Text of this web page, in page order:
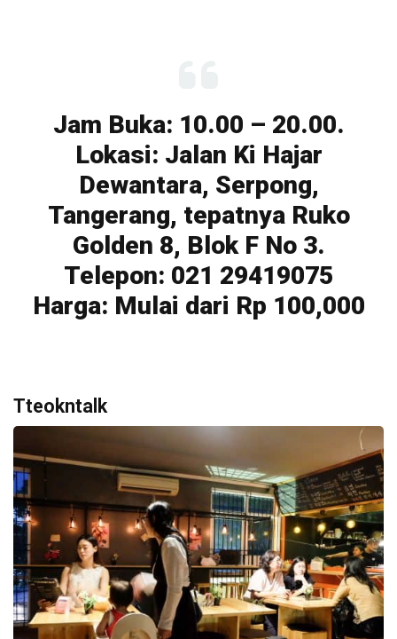
Jam Buka: 10.00 – 20.00.
Lokasi: Jalan Ki Hajar
Dewantara, Serpong,
Tangerang, tepatnya Ruko
Golden 8, Blok F No 3.
Telepon: 021 29419075
Harga: Mulai dari Rp 100,000
Tteokntalk